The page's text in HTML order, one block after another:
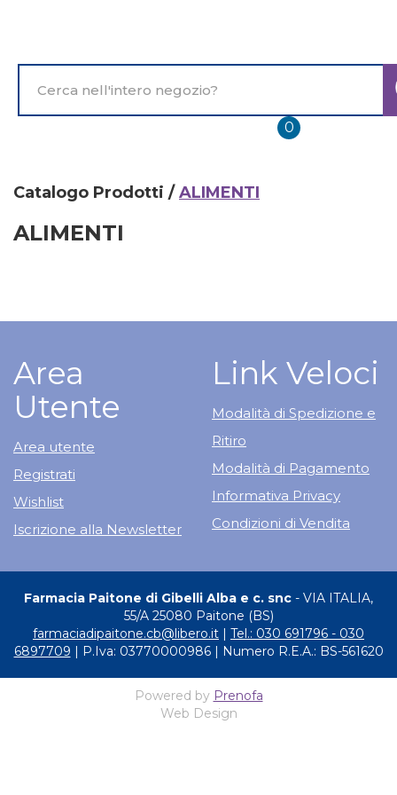
principale
Prodotto
0prodotti
inseriti
Catalogo Prodotti /ALIMENTI
ALIMENTI
Area
Utente
Area utente
Registrati
Wishlist
Iscrizione alla Newsletter
Link Veloci
Modalità di Spedizione e
Ritiro
Modalità di Pagamento
Informativa Privacy
Condizioni di Vendita
Farmacia Paitone di Gibelli Alba e c. snc - VIA ITALIA,
55/A 25080 Paitone (BS)
farmaciadipaitone.cb@libero.it | Tel.: 030 691796 - 030
6897709 | P.Iva: 03770000986 | Numero R.E.A.: BS-561620
Powered by Prenofa
Web Design